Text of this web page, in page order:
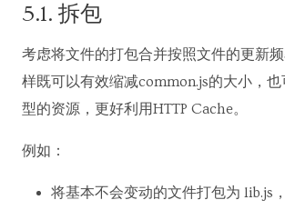
5.1. 拆包
考虑将文件的打包合并按照文件的更新
样既可以有效缩减common.js的大小，
型的资源，更好利用HTTP Cache。
例如：
将基本不会变动的文件打包为 lib.js